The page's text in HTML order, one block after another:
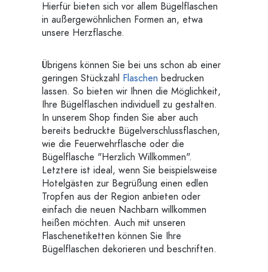
Hierfür bieten sich vor allem Bügelflaschen
in außergewöhnlichen Formen an, etwa
unsere Herzflasche.
Übrigens können Sie bei uns schon ab einer
geringen Stückzahl Flaschen bedrucken
lassen. So bieten wir Ihnen die Möglichkeit,
Ihre Bügelflaschen individuell zu gestalten.
In unserem Shop finden Sie aber auch
bereits bedruckte Bügelverschlussflaschen,
wie die Feuerwehrflasche oder die
Bügelflasche "Herzlich Willkommen".
Letztere ist ideal, wenn Sie beispielsweise
Hotelgästen zur Begrüßung einen edlen
Tropfen aus der Region anbieten oder
einfach die neuen Nachbarn willkommen
heißen möchten. Auch mit unseren
Flaschenetiketten können Sie Ihre
Bügelflaschen dekorieren und beschriften.